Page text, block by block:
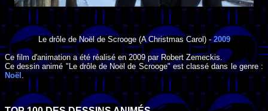
Le drôle de Noël de Scrooge(A Christmas Carol) -2009
Ce film d'animation a été réalisé en2009par Robert Zemeckis
Ce dessin animé "Le drôle de Noël de Scrooge" est classé dans le genre :
Noël .